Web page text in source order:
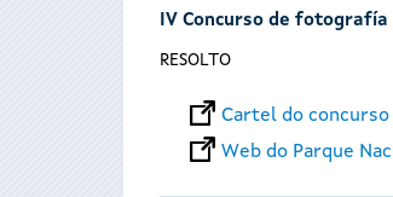
IV Concurso de
RESOLTO
Cartel do concurso
Web do Parque